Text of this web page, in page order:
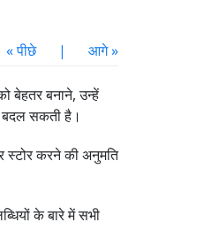
« पीछे | आगे »
बेहतर बनाने, उन्हें
बदल सकती है।
स्टोर करने की अनुमति
के बारे में सभी